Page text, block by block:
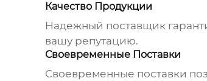
Качество Продукции
Надежный поставщик
вашу репутацию.
Своевременные Поставки
Своевременные поставки